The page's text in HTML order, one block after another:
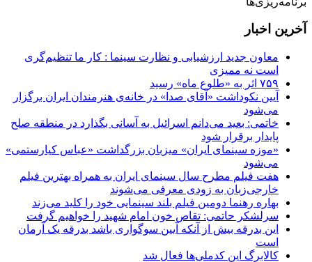
آخرین اخبار
معاون جدید ارزشیابی و نظارت سینما : کار ما تنظیم‌گری
است نه ممیزی
۷۵۹ اثر به «طلوع ماه» رسید
آیین نکوداشت «آقای صدا» در خانه‌ی هنرمندان ایران برگزار
می‌شود
خاتمی: بعید می‌دانم اسرائیل به آسانی بگذارد در منطقه صلح
پایدار برقرار شود
«موزه سینمای ایران» میزبان بزرگداشت «عباس کیارستمی»
می‌شود
هفت فیلم مطرح سال سینمای ایران به همراه بهترین فیلم
خارجی‌زبان به زودی معرفی می‌شوند
بهاره رهنما دومین فیلم بلند سینمایی خود را کلید می‌زند
سرلشکر حاتمی: تقاص خون امام شهید را خواهیم گرفت
این بدرقه بیش از آنکه آیین سوگواری باشد بدرقه یک آرمان
است
کالابرگ این کدملی‌ها فعال شد